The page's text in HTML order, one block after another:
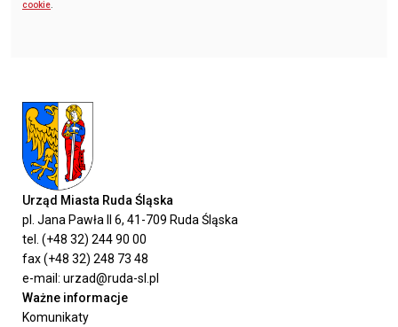
cookie.
Urząd Miasta Ruda Śląska
pl. Jana Pawła II 6, 41-709 Ruda Śląska
tel. (+48 32) 244 90 00
fax (+48 32) 248 73 48
e-mail: urzad@ruda-sl.pl
Ważne informacje
Komunikaty